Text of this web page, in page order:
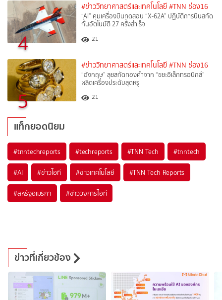
4
#ข่าววิทยาศาสตร์และเทคโนโลยี #TNN ช่อง16
“AI” คุมเครื่องบินทดสอบ “X-62A” ปฏิบัติการบินสกัด
กั้นอัตโนมัติ 27 ครั้งสำเร็จ
21
5
#ข่าววิทยาศาสตร์และเทคโนโลยี #TNN ช่อง16
“อังกฤษ” ลุยสกัดทองคำจาก “ขยะอิเล็กทรอนิกส์”
ผลิตเครื่องประดับสุดหรู
21
แท็กยอดนิยม
#tnntechreports #techreports #TNN Tech #tnntech
#AI #ข่าวไอที #ข่าวเทคโนโลยี #TNN Tech Reports
#สหรัฐอเมริกา #ข่าววงการไอที
ข่าวที่เกี่ยวข้อง